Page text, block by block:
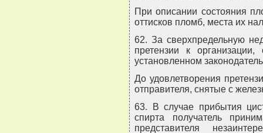
При описании состояния
оттисков пломб, места их
62. За сверхпредельную
претензии к
установленном
До удовлетворения
отправителя, снятые с
63. В случае прибытия
спирта получатель
представителя